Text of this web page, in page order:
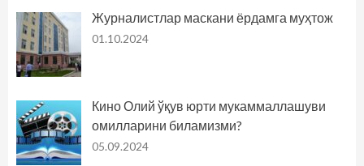
Журналистлар маскани ёрдамга муҳтож
01.10.2024
Кино Олий ўқув юрти мукаммаллашуви
омилларини биламизми?
05.09.2024